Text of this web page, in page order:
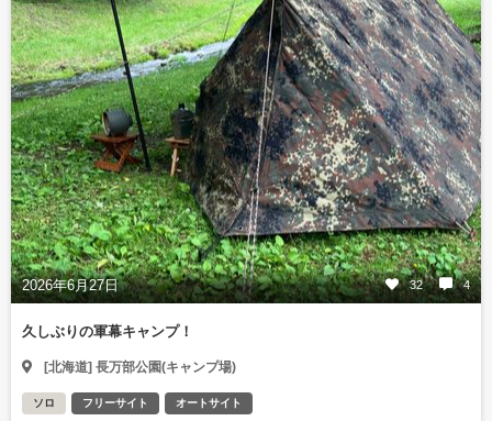
2026年6月27日 32 4
久しぶりの軍幕キャンプ！
[北海道] 長万部公園(キャンプ場)
ソロ フリーサイト オートサイト